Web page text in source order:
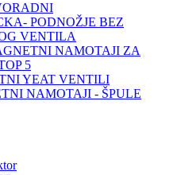
PODNOŽJE BEZ
VENTILA
NAMOTAJI ZA
5
YEAT VENTILI
NAMOTAJI - ŠPULE